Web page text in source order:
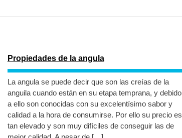
Propiedades de la angula
La angula se puede decir que son las creías de la
anguila cuando están en su etapa temprana, y debido
a ello son conocidas con su excelentísimo sabor y
calidad a la hora de consumirse. Por ello su precio es
tan elevado y son muy difíciles de conseguir las de